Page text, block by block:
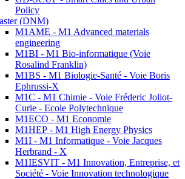
Policy
(DNM)
M1AME - M1 Advanced materials
engineering
M1BI - M1 Bio-informatique (Voie
Rosalind Franklin)
M1BS - M1 Biologie-Santé - Voie Boris
Ephrussi-X
M1C - M1 Chimie - Voie Fréderic Joliot-
Curie - Ecole Polytechnique
M1ECO - M1 Economie
M1HEP - M1 High Energy Physics
M1I - M1 Informatique - Voie Jacques
Herbrand - X
M1IESVIT - M1 Innovation, Entreprise, et
Société - Voie Innovation technologique